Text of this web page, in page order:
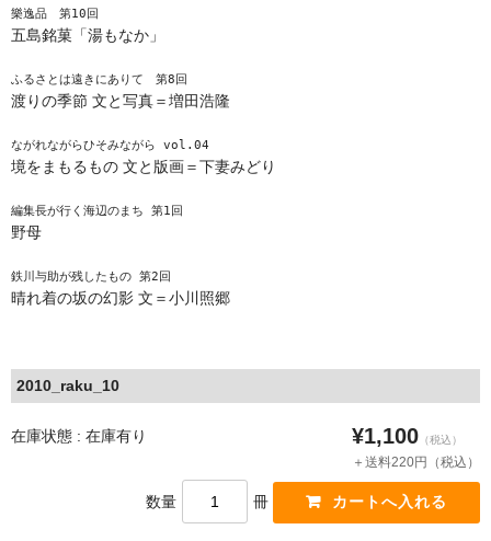
樂逸品　第10回
五島銘菓「湯もなか」
ふるさとは遠きにありて　第8回
渡りの季節 文と写真＝増田浩隆
ながれながらひそみながら vol.04
境をまもるもの 文と版画＝下妻みどり
編集長が行く海辺のまち 第1回
野母
鉄川与助が残したもの 第2回
晴れ着の坂の幻影 文＝小川照郷
2010_raku_10
在庫状態 : 在庫有り ¥1,100 （税込）
＋送料220円（税込）
数量 冊